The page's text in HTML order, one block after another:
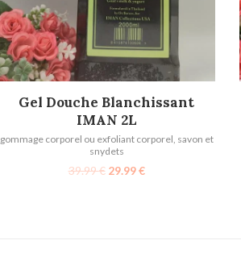
AJOUTER AU PANIER
Gel Douche Blanchissant
IMAN 2L
gommage corporel ou exfoliant corporel savon et
snydets
39.99€ 29.99€